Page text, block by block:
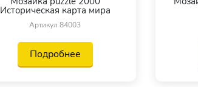
Историческая карта мира
Артикул 84003
Подробнее